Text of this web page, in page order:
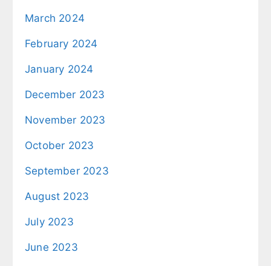
March 2024
February 2024
January 2024
December 2023
November 2023
October 2023
September 2023
August 2023
July 2023
June 2023